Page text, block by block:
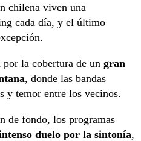
chilena viven una
cada día, y el último
por la cobertura de un gran
, donde las bandas
y temor entre los vecinos.
de fondo, los programas
duelo por la sintonía,